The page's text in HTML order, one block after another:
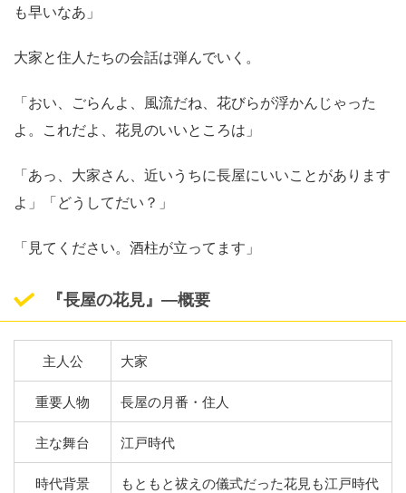
も早いなあ」
大家と住人たちの会話は弾んでいく。
「おい、ごらんよ、風流だね、花びらが浮かんじゃった
よ。これだよ、花見のいいところは」
「あっ、大家さん、近いうちに長屋にいいことがあります
よ」「どうしてだい？」
「見てください。酒柱が立ってます」
『長屋の花見』―概要
主人公 大家
重要人物 長屋の月番・住人
主な舞台 江戸時代
時代背景
もともと祓えの儀式だった花見も江戸時代